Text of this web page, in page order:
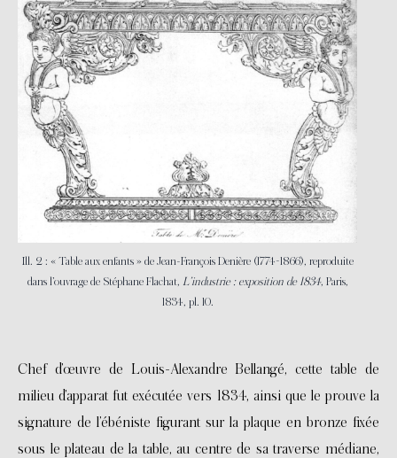
Ill. 2 : « Table aux enfants » de Jean-François Denière (1774-1866), reproduite
dans l’ouvrage de Stéphane Flachat, L’industrie : exposition de 1834, Paris,
1834, pl. 10.
Chef d’œuvre de Louis-Alexandre Bellangé, cette table de
milieu d’apparat fut exécutée vers 1834, ainsi que le prouve la
signature de l’ébéniste figurant sur la plaque en bronze fixée
sous le plateau de la table, au centre de sa traverse médiane,